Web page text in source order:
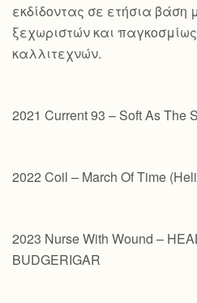
εκδίδοντας σε ετήσια βάση
ξεχωριστών και
καλλιτεχνών.
2021 Current 93 – Soft As The
2022 Coil – March Of Time
2023 Nurse With Wound –
BUDGERIGAR